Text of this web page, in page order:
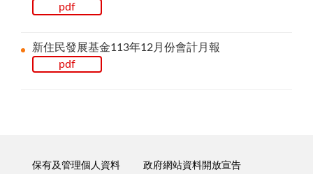
pdf
新住民發展基金113年12月份會計月報
pdf
保有及管理個人資料 政府網站資料開放宣告